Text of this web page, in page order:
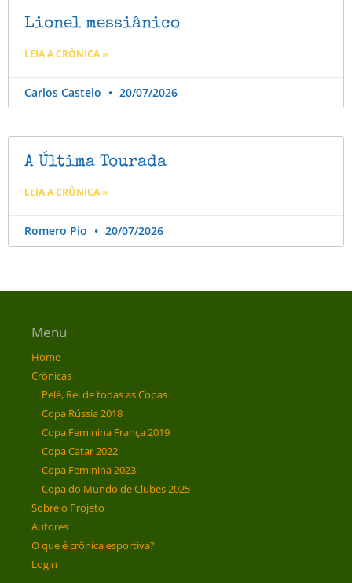
Lionel messiânico
LEIA A CRÔNICA »
Carlos Castelo 20/07/2026
A Última Tourada
LEIA A CRÔNICA »
Romero Pio 20/07/2026
Menu
Home
Crônicas
Pelé, Rei de todas as Copas
Copa Rússia 2018
Copa Feminina França 2019
Copa Catar 2022
Copa Feminina 2023
Copa do Mundo de Clubes 2025
Sobre o Projeto
Autores
O que é crônica esportiva?
Login